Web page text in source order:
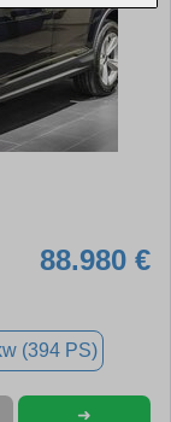
88.980 €
(394 PS)
➜